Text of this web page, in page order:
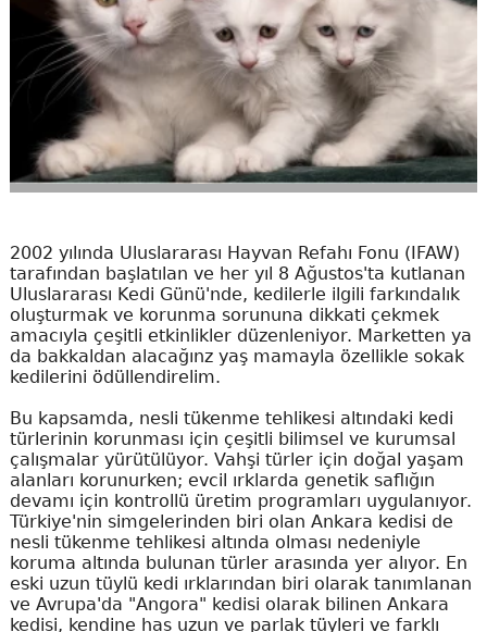
2002 yılında Uluslararası Hayvan Refahı Fonu (IFAW)
tarafından başlatılan ve her yıl 8 Ağustos'ta kutlanan
Uluslararası Kedi Günü'nde, kedilerle ilgili farkındalık
oluşturmak ve korunma sorununa dikkati çekmek
amacıyla çeşitli etkinlikler düzenleniyor. Marketten ya
da bakkaldan alacağınz yaş mamayla özellikle sokak
kedilerini ödüllendirelim.
Bu kapsamda, nesli tükenme tehlikesi altındaki kedi
türlerinin korunması için çeşitli bilimsel ve kurumsal
çalışmalar yürütülüyor. Vahşi türler için doğal yaşam
alanları korunurken; evcil ırklarda genetik saflığın
devamı için kontrollü üretim programları uygulanıyor.
Türkiye'nin simgelerinden biri olan Ankara kedisi de
nesli tükenme tehlikesi altında olması nedeniyle
koruma altında bulunan türler arasında yer alıyor. En
eski uzun tüylü kedi ırklarından biri olarak tanımlanan
ve Avrupa'da "Angora" kedisi olarak bilinen Ankara
kedisi, kendine has uzun ve parlak tüyleri ve farklı